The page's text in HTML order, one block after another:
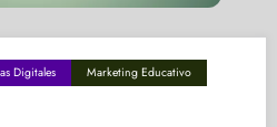
Digitales
Marketing Educativo